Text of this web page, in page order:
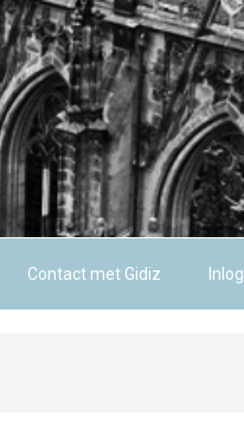
Contact met Gidiz Inlog